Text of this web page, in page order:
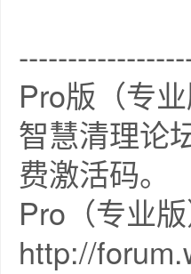
Pro版（专业
智慧清理论
费激活码。
Pro（专业
http://